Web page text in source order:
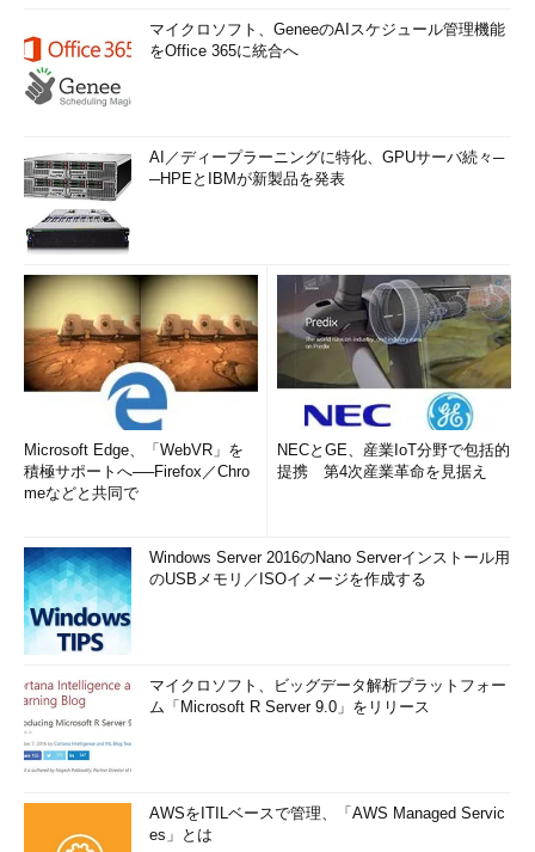
マイクロソフト、GeneeのAIスケジュール管理機能
をOffice 365に統合へ
AI／ディープラーニングに特化、GPUサーバ続々─
─HPEとIBMが新製品を発表
Microsoft Edge、「WebVR」を
積極サポートへ──Firefox／Chro
meなどと共同で
NECとGE、産業IoT分野で包括的
提携 第4次産業革命を見据え
Windows Server 2016のNano Serverインストール用
のUSBメモリ／ISOイメージを作成する
マイクロソフト、ビッグデータ解析プラットフォー
ム「Microsoft R Server 9.0」をリリース
AWSをITILベースで管理、「AWS Managed Servic
es」とは